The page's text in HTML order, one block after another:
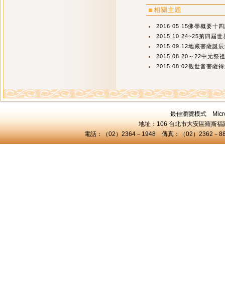
相關主題
2016.05.15佛學概要十
2015.10.24~25第四屆世
2015.09.12地藏菩薩誕
2015.08.20～22中元祭
2015.08.02觀世音菩薩
最佳瀏覽模式
地址：106 台北市大安區羅斯
電話：（02）2364－1948 傳真：（02）2362－